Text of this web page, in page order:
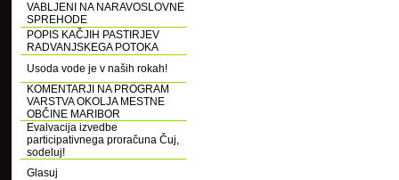
VABLJENI NA NARAVOSLOVNE
SPREHODE
POPIS KAČJIH PASTIRJEV
RADVANJSKEGA POTOKA
Usoda vode je v naših rokah!
KOMENTARJI NA PROGRAM
VARSTVA OKOLJA MESTNE
OBČINE MARIBOR
Evalvacija izvedbe
participativnega proračuna Čuj,
sodeluj!
Glasuj